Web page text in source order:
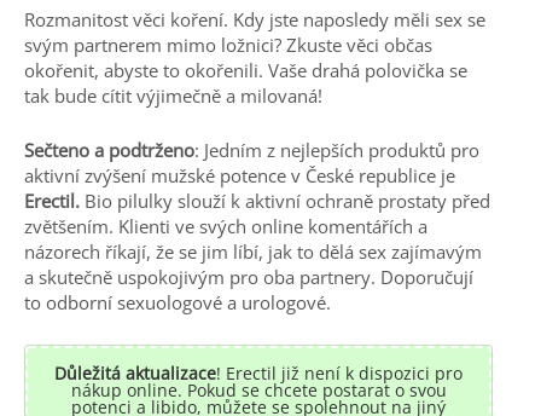
Rozmanitost věci koření. Kdy jste naposledy měli sex se
svým partnerem mimo ložnici? Zkuste věci občas
okořenit, abyste to okořenili. Vaše drahá polovička se
tak bude cítit výjimečně a milovaná!
Sečteno a podtrženo: Jedním z nejlepších produktů pro
aktivní zvýšení mužské potence v České republice je
Erectil. Bio pilulky slouží k aktivní ochraně prostaty před
zvětšením. Klienti ve svých online komentářích a
názorech říkají, že se jim líbí, jak to dělá sex zajímavým
a skutečně uspokojivým pro oba partnery. Doporučují
to odborní sexuologové a urologové.
Důležitá aktualizace! Erectil již není k dispozici pro
nákup online. Pokud se chcete postarat o svou
potenci a libido, můžete se spolehnout na jiný